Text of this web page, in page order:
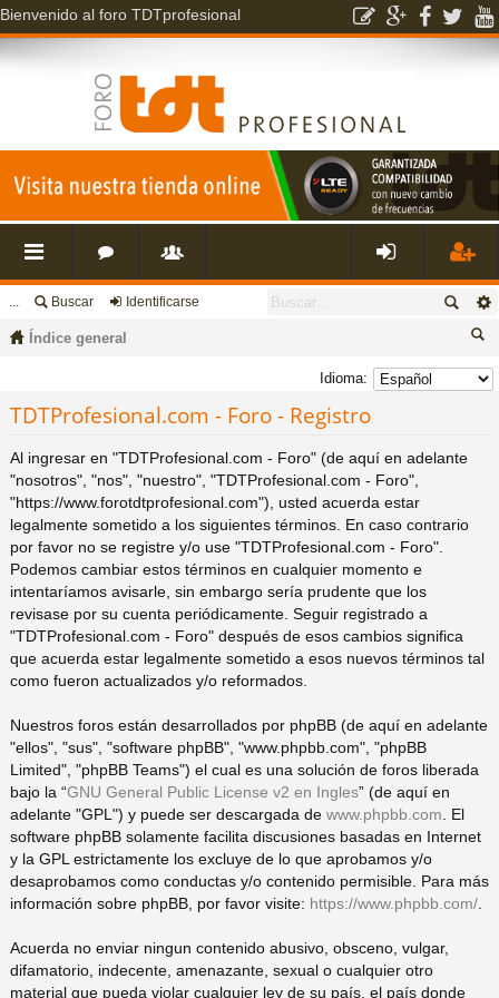
Bienvenido al foro TDTprofesional
nl
es
rá
pi
do
s
o
s
s
a
ri
o
nti
ar
se
eg
ist
e
... Buscar Identificarse
Índice general
us
Idioma:
TDTProfesional.com - Foro - Registro
Al ingresar en "TDTProfesional.com - Foro" (de aquí en adelante
"nosotros", "nos", "nuestro", "TDTProfesional.com - Foro",
"https://www.forotdtprofesional.com"), usted acuerda estar
legalmente sometido a los siguientes términos. En caso contrario
por favor no se registre y/o use "TDTProfesional.com - Foro".
Podemos cambiar estos términos en cualquier momento e
intentaríamos avisarle, sin embargo sería prudente que los
revisase por su cuenta periódicamente. Seguir registrado a
"TDTProfesional.com - Foro" después de esos cambios significa
que acuerda estar legalmente sometido a esos nuevos términos tal
como fueron actualizados y/o reformados.
Nuestros foros están desarrollados por phpBB (de aquí en adelante
"ellos", "sus", "software phpBB", "www.phpbb.com", "phpBB
Limited", "phpBB Teams") el cual es una solución de foros liberada
bajo la “GNU General Public License v2 en Ingles” (de aquí en
adelante "GPL") y puede ser descargada de www.phpbb.com . El
software phpBB solamente facilita discusiones basadas en Internet
y la GPL estrictamente los excluye de lo que aprobamos y/o
desaprobamos como conductas y/o contenido permisible. Para más
información sobre phpBB, por favor visite: https://www.phpbb.com/
Acuerda no enviar ningun contenido abusivo, obsceno, vulgar,
difamatorio, indecente, amenazante, sexual o cualquier otro
material que pueda violar cualquier ley de su país, el país donde